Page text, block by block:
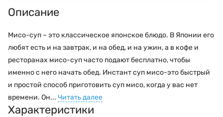
Описание
Мисо-суп – это классическое японское блюдо. В Японии его
любят есть и на завтрак, и на обед, и на ужин, а в кофе и
ресторанах мисо-суп часто подают бесплатно, чтобы
именно с него начать обед. Инстант суп мисо-это быстрый
и простой способ приготовить суп мисо, когда у вас нет
времени. Он... Читать далее
Характеристики